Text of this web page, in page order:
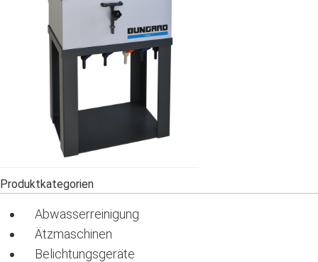
Produktkategorien
Abwasserreinigung
Ätzmaschinen
Belichtungsgeräte